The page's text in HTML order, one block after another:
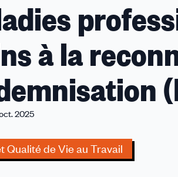
professionnelles
de
multiples
à
la
à
l'indemnisation
à la
2025
Qualité de Vie au Travail